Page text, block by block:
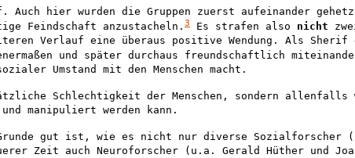
Auch hier wurden die Gruppen zuerst aufeinander
Feindschaft anzustacheln. 3 Es strafen also nicht
Verlauf eine überaus positive Wendung. Als
und später durchaus freundschaftlich
Umstand mit den Menschen macht.
Schlechtigkeit der Menschen, sondern allenfalls
manipuliert werden kann.
gut ist, wie es nicht nur diverse
Zeit auch Neuroforscher (u.a. Gerald Hüther und